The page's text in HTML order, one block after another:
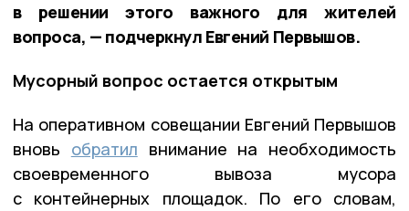
в решении этого важного для жителей
вопроса, — подчеркнул Евгений Первышов.
Мусорный вопрос остается открытым
На оперативном совещании Евгений Первышов
вновь обратил внимание на необходимость
своевременного вывоза мусора
с контейнерных площадок. По его словам,